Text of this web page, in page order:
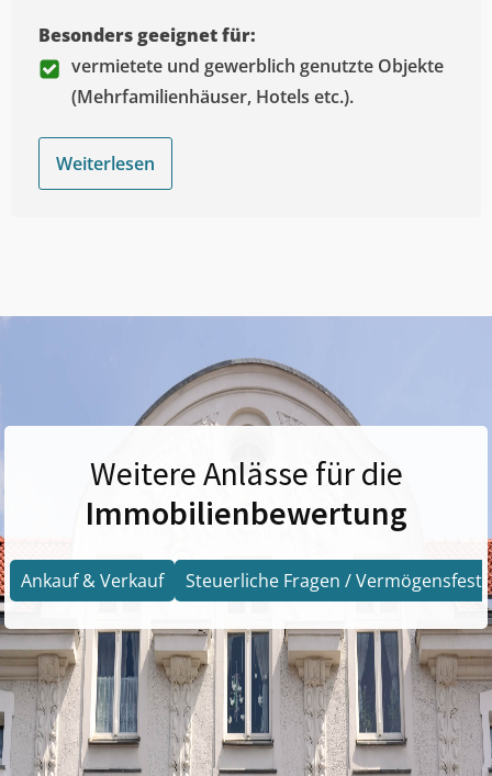
Besonders geeignet für:
vermietete und gewerblich genutzte Objekte
(Mehrfamilienhäuser, Hotels etc.).
Weiterlesen
Weitere Anlässe für die
Immobilienbewertung
Ankauf & Verkauf Steuerliche Fragen /